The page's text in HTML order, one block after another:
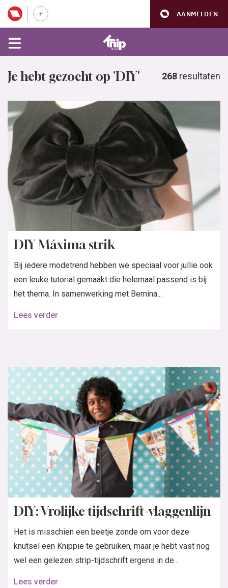
AANMELDEN
Je hebt gezocht op 'DIY' 268 resultaten
DIY Máxima strik
Bij iedere modetrend hebben we speciaal voor jullie ook
een leuke tutorial gemaakt die helemaal passend is bij
het thema. In samenwerking met Bernina...
Lees verder
DIY: Vrolijke tijdschrift-vlaggenlijn
Het is misschien een beetje zonde om voor deze
knutsel een Knippie te gebruiken, maar je hebt vast nog
wel een gelezen strip-tijdschrift ergens in de...
Lees verder